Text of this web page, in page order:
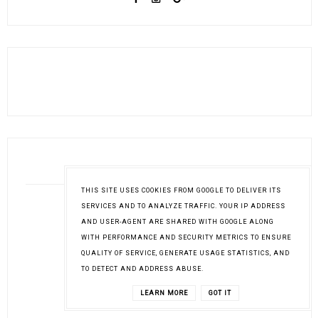
THIS SITE USES COOKIES FROM GOOGLE TO DELIVER ITS
SERVICES AND TO ANALYZE TRAFFIC. YOUR IP ADDRESS
AND USER-AGENT ARE SHARED WITH GOOGLE ALONG
WITH PERFORMANCE AND SECURITY METRICS TO ENSURE
QUALITY OF SERVICE, GENERATE USAGE STATISTICS, AND
TO DETECT AND ADDRESS ABUSE.
LEARN MORE GOT IT